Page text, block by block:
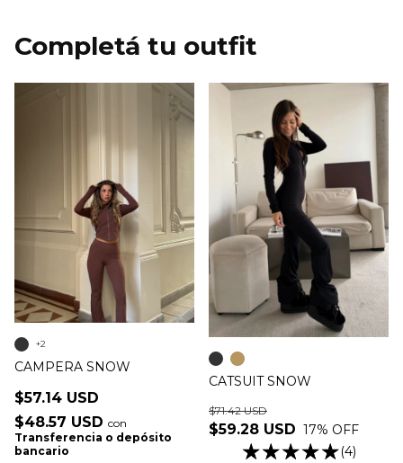
CAMPERA SNOW
$57.14 USD
$48.57 USD con
Transferencia o depósito
bancario
+2
CATSUIT SNOW
$59.28 USD
$71.42 USD
17% OFF
(4)